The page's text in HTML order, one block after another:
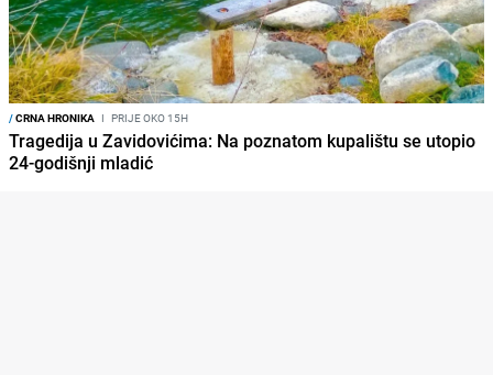
/CRNA HRONIKA I PRIJE OKO 15H
Tragedija u Zavidovićima: Na poznatom kupalištu se utopio
24-godišnji mladić